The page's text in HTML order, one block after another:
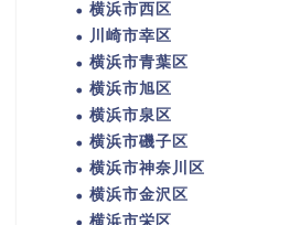
横浜市西区
川崎市幸区
横浜市青葉区
横浜市旭区
横浜市泉区
横浜市磯子区
横浜市神奈川区
横浜市金沢区
横浜市栄区